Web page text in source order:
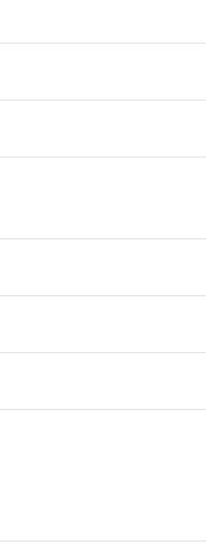
用ください。
対応した製品に切り替
有に非対応の商品で
有の対応状況を調査中
質有無と関係のない商
ものが、含有品と判明